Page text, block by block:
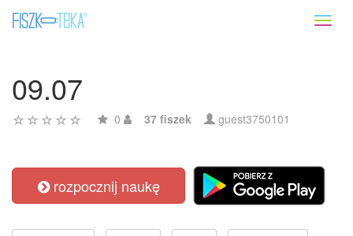
09.07
0 37 fiszek guest3750101
rozpocznij naukę